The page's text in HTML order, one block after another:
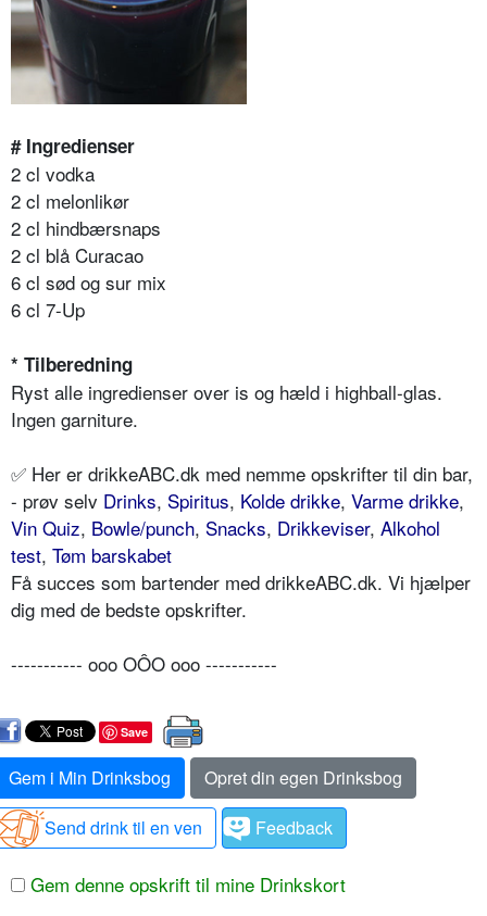
# Ingredienser
2 cl vodka
2 cl melonlikør
2 cl hindbærsnaps
2 cl blå Curacao
6 cl sød og sur mix
6 cl 7-Up
* Tilberedning
Ryst alle ingredienser over is og hæld i highball-glas.
Ingen garniture.
✅ Her er drikkeABC.dk med nemme opskrifter til din bar,
- prøv selv Drinks, Spiritus, Kolde drikke, Varme drikke,
Vin Quiz, Bowle/punch, Snacks, Drikkeviser, Alkohol
test, Tøm barskabet
Få succes som bartender med drikkeABC.dk. Vi hjælper
dig med de bedste opskrifter.
----------- ooo OÔO ooo -----------
Save
Gem i Min Drinksbog
Opret din egen Drinksbog
Send drink til en ven
Feedback
Gem denne opskrift til mine Drinkskort